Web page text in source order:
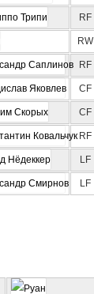
RF
RW
RF
CF
CF
RF
LF
LF